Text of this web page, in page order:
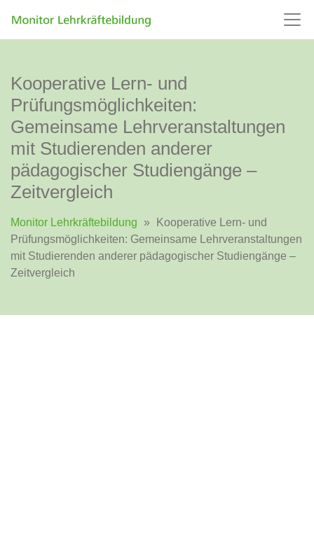
Kooperative Lern- und
Prüfungsmöglichkeiten:
Gemeinsame Lehrveranstaltungen
mit Studierenden anderer
pädagogischer Studiengänge –
Zeitvergleich
Monitor Lehrkräftebildung »
Kooperative Lern- und
Prüfungsmöglichkeiten: Gemeinsame Lehrveranstaltungen
mit Studierenden anderer pädagogischer Studiengänge –
Zeitvergleich